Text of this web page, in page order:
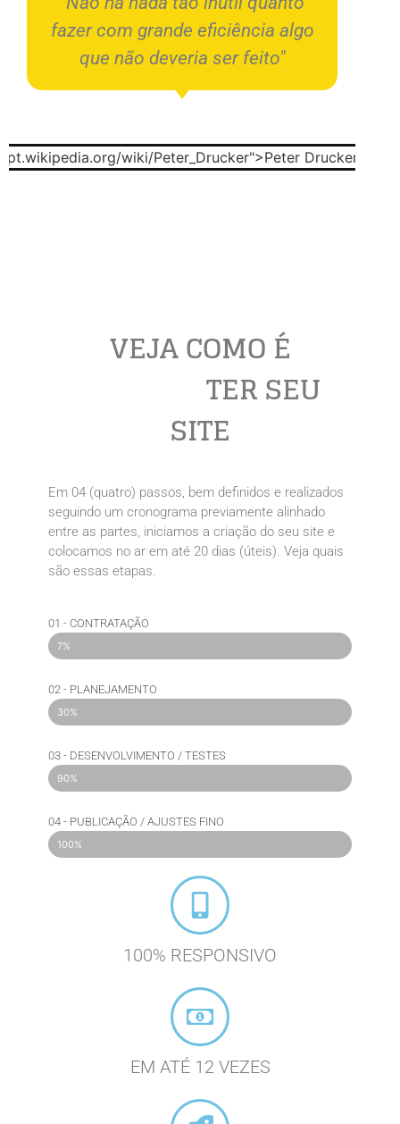
fazer com grande eficiência algo
que não deveria ser feito"
VEJA COMO É
TER SEU
SITE​
Em 04 (quatro) passos, bem definidos e realizados
seguindo um cronograma previamente alinhado
entre as partes, iniciamos a criação do seu site e
colocamos no ar em até 20 dias (úteis). Veja quais
são essas etapas.
01 - CONTRATAÇÃO
7%
02 - PLANEJAMENTO
30%
03 - DESENVOLVIMENTO / TESTES
90%
04 - PUBLICAÇÃO / AJUSTES FINO
100%
100% RESPONSIVO
EM ATÉ 12 VEZES